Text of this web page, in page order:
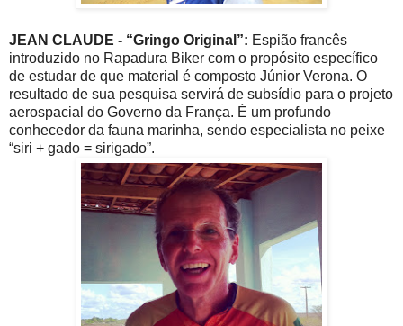
JEAN CLAUDE - “Gringo Original”: Espião francês
introduzido no Rapadura Biker com o propósito específico
de estudar de que material é composto Júnior Verona. O
resultado de sua pesquisa servirá de subsídio para o projeto
aerospacial do Governo da França. É um profundo
conhecedor da fauna marinha, sendo especialista no peixe
“siri + gado = sirigado”.